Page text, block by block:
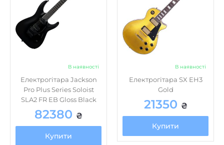
Купити
Купити
Про Music house
Магазин “Music House” засновано в 2017 році з
метою створення унікального простору для
музичних ентузіастів та професіоналів. Це було